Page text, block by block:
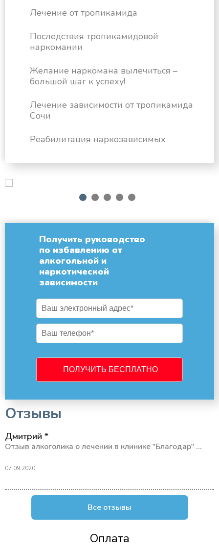
Лечение от тропикамида
Последствия тропикамидовой
наркомании
Желание наркомана вылечиться –
большой шаг к успеху!
Лечение зависимости от тропикамида
Сочи
Реабилитация наркозависимых
1 2 3 4 5
Получить руководство
по избавлению от
алкогольной и
наркотической
зависимости
Отзывы
Дмитрий *
Отзыв алкоголика о лечении в клинике "Благодар" ...
07.09.2020
Все отзывы
Оплата